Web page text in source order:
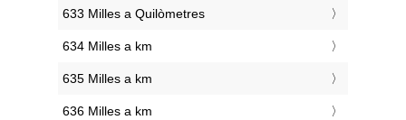
633 Milles a Quilòmetres
634 Milles a km
635 Milles a km
636 Milles a km